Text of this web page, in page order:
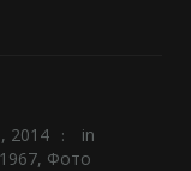
2014
in
1967, Фото